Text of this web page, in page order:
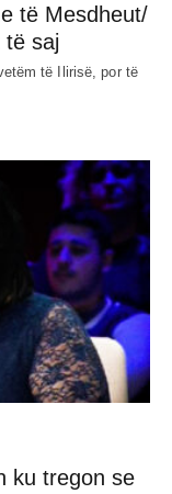
të Mesdheut/
të saj
të Ilirisë, por të
ku tregon se